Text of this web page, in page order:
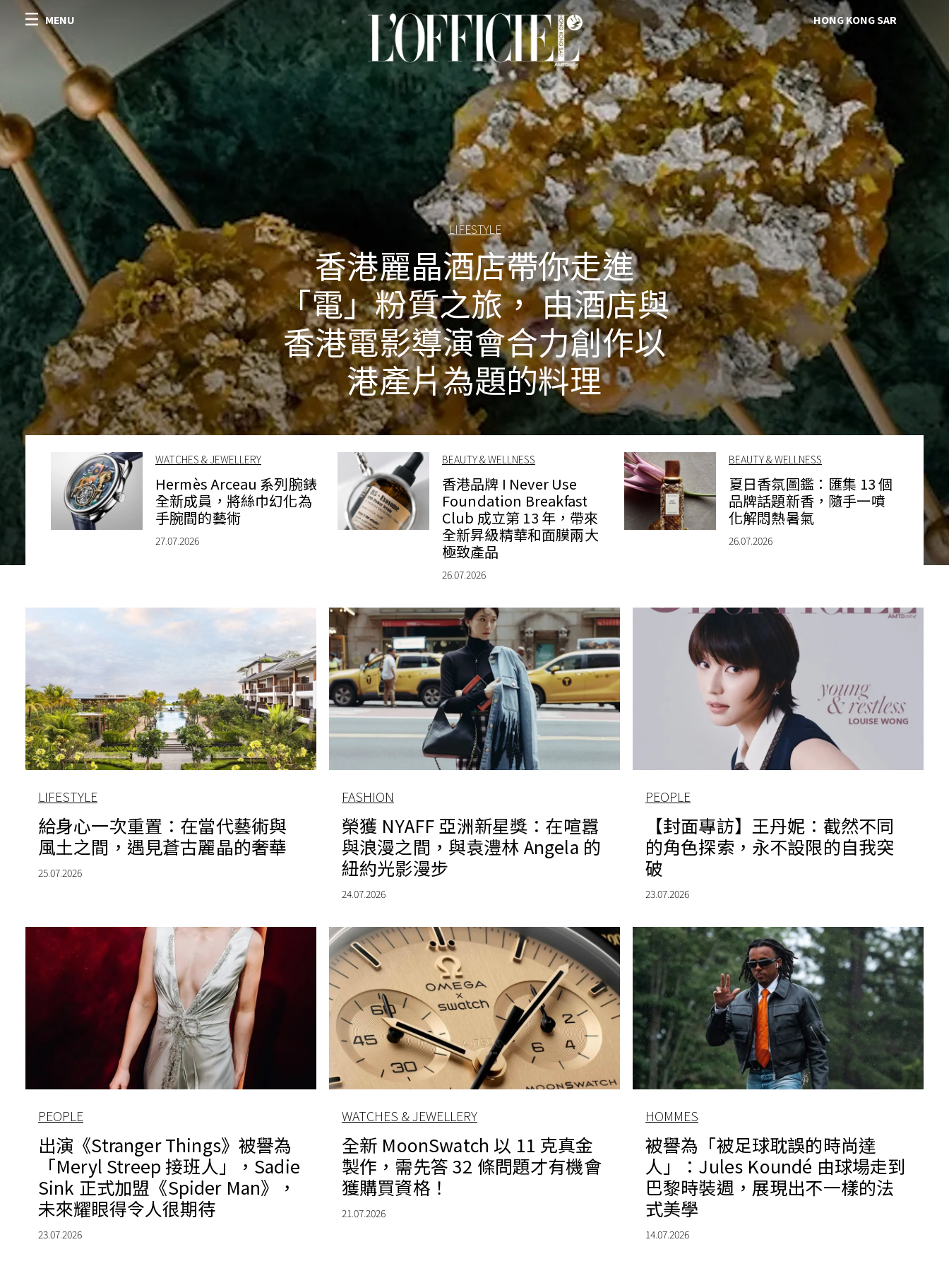
MENU HONG KONG SAR
LIFESTYLE
香港麗晶酒店帶你走進
「電」粉質之旅， 由酒店與
香港電影導演會合力創作以
港產片為題的料理
WATCHES & JEWELLERY
Hermès Arceau 系列腕錶
全新成員，將絲巾幻化為
手腕間的藝術
27.07.2026
BEAUTY & WELLNESS
香港品牌 I Never Use
Foundation Breakfast
Club 成立第 13 年，帶來
全新昇級精華和面膜兩大
極致產品
26.07.2026
BEAUTY & WELLNESS
夏日香氛圖鑑：匯集 13 個
品牌話題新香，隨手一噴
化解悶熱暑氣
26.07.2026
LIFESTYLE
給身心一次重置：在當代藝術與
風土之間，遇見蒼古麗晶的奢華
25.07.2026
FASHION
榮獲 NYAFF 亞洲新星獎：在喧囂
與浪漫之間，與袁澧林 Angela 的
紐約光影漫步
24.07.2026
PEOPLE
【封面專訪】王丹妮：截然不同
的角色探索，永不設限的自我突
破
23.07.2026
PEOPLE
出演《Stranger Things》被譽為
「Meryl Streep 接班人」，Sadie
Sink 正式加盟《Spider Man》，
未來耀眼得令人很期待
23.07.2026
WATCHES & JEWELLERY
全新 MoonSwatch 以 11 克真金
製作，需先答 32 條問題才有機會
獲購買資格！
21.07.2026
HOMMES
被譽為「被足球耽誤的時尚達
人」：Jules Koundé 由球場走到
巴黎時裝週，展現出不一樣的法
式美學
14.07.2026